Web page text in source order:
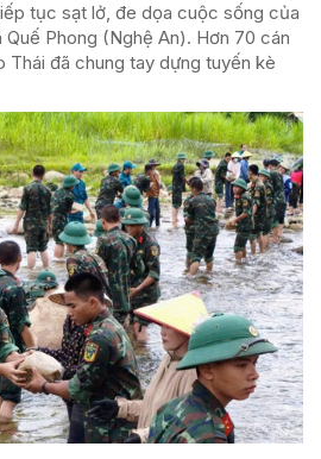
tục sạt lở, đe dọa cuộc sống của
Phong (Nghệ An). Hơn 70 cán
Thái đã chung tay dựng tuyến kè